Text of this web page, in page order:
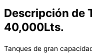
Descripción de
40,000Lts.
Tanques de gran